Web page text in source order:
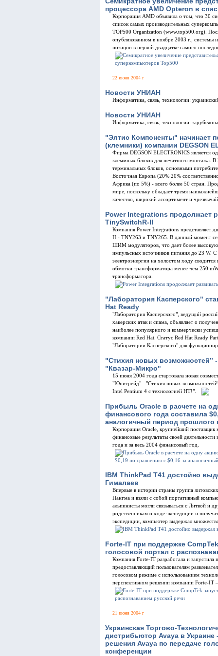
процессора AMD Opteron в
Корпорация AMD объявила о том, что 30
список самых производительных
TOP500 Organization (www.top500.org).
опубликованном в ноябре 2003 г., системы
позиции в первой двадцатке самого
22 июня 2004 г
Новости УНИАН
Информатика, связь, технологии:
Новости УНИАН
Информатика, связь, технологии:
"Элтис Компоненты" начинает
(клемники) компании DEGSON
Фирма DEGSON ELECTRONICS является
клеммных блоков для печатного монтажа.
терминальных блоков, основными
Восточная Европа (20% 20%
Африка (по 5%) - всего более 50 стран.
мире, поскольку обладает тремя
качество, широкий ассортимент и
Power Integrations
TinySwitchR-II
Компания Power Integrations представляет
II - TNY263 и TNY265. В данный момент
ШИМ модуляторов, что дает более высокую
импульсных источников питания до 23 W.
электроэнергии на холостом ходу
обмотки трансформатора менее чем 250
трансформатора.
"Лаборатория Касперского"
Hat Ready
"Лаборатория Касперского", ведущий
хакерских атак и спама, объявляет о
наиболее популярного и коммерчески
компании Red Hat. Статус Red Hat Ready
"Лаборатории Касперского" для
"Стихия новых возможностей”
"Квазар-Микро"
15 июня 2004 года стартовала новая
"Юнитрейд" - "Стихия новых
Intel Pentium 4 с технологией HT!".
Прибыль Oracle в расчете на
финансового года составила
аналогичный период прошлого
Корпорация Oracle, крупнейший поставщик
финансовые результаты своей
года и за весь 2004 финансовый год.
IBM ThinkPad T41 достойно
Гималаев
Впервые в истории страны группа
Пангма и взяли с собой портативный
альпинисты могли связываться с Литвой и
родственникам о ходе экспедиции и
экспедиции, компьютер выдержал
Forte-IT при поддержке
голосовой портал с
Компания Forte-IT разработала и
предоставляющий пользователям
голосовом режиме с использованием
перспективном решении компании Forte-IT
21 июня 2004 г
Украинская Торгово-
дистрибьютор Avaya в
решения Avaya по передаче
конференции